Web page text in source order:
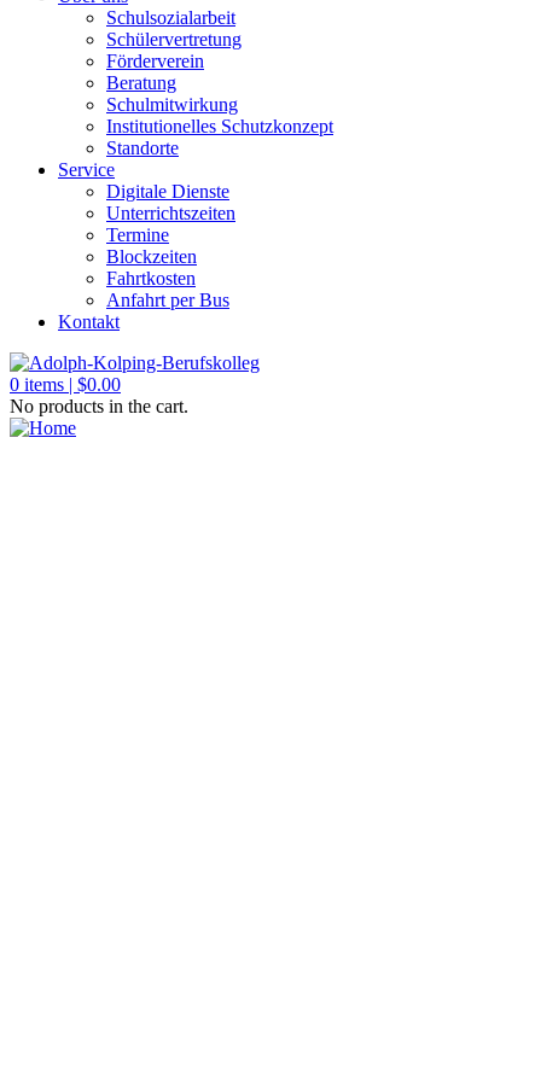
Schulsozialarbeit
Schülervertretung
Förderverein
Beratung
Schulmitwirkung
Institutionelles Schutzkonzept
Standorte
Service
Digitale Dienste
Unterrichtszeiten
Termine
Blockzeiten
Fahrtkosten
Anfahrt per Bus
Kontakt
0 items | $0.00
No products in the cart.